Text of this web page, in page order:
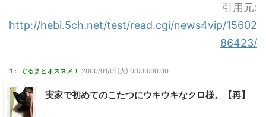
引用元:
http://hebi.5ch.net/test/read.cgi/news4vip/15602
86423/
1： ぐるまとオススメ！ 2000/01/01(火) 00:00:00.00
実家で初めてのこたつにウキウキなクロ様。【再】